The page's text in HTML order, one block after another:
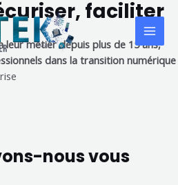
faciliter
leur métier depuis plus de 15 ans,
dans la transition numérique
nous vous